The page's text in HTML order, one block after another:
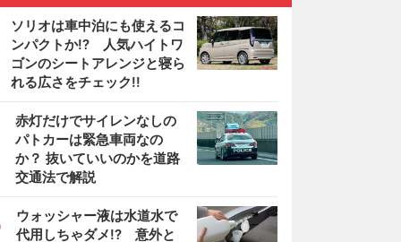
ソリオは車中泊にも使えるコ
ンパクトか!? 人気ハイトワ
ゴンのシートアレンジと寝ら
れる広さをチェック!!
赤灯だけでサイレンなしの
パトカーは緊急車両なの
か？ 抜いていいのかを道路
交通法で解説
ウォッシャー液は水道水で
代用しちゃダメ!? 意外と